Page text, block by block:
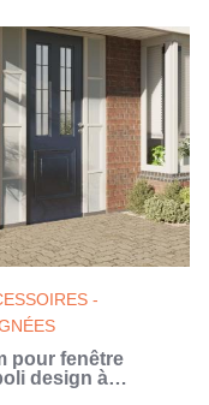
-
pour fenêtre
design à